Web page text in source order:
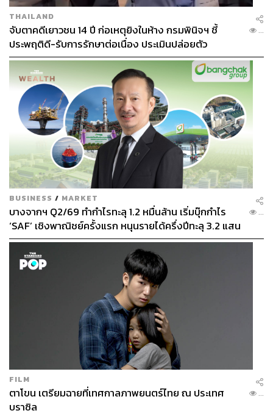
THAILAND
จับตาคดีเยาวชน 14 ปี ก่อเหตุยิงในห้าง กรมพินิจฯ ชี้
ประพฤติดี-รับการรักษาต่อเนื่อง ประเมินปล่อยตัว
...
BUSINESS / MARKET
บางจากฯ Q2/69 ทำกำไรทะลุ 1.2 หมื่นล้าน เริ่มบุ๊กกำไร
‘SAF’ เชิงพาณิชย์ครั้งแรก หนุนรายได้ครึ่งปีทะลุ 3.2 แสน
ล้าน
...
FILM
ตาโขน เตรียมฉายที่เทศกาลภาพยนตร์ไทย ณ ประเทศ
บราซิล
...